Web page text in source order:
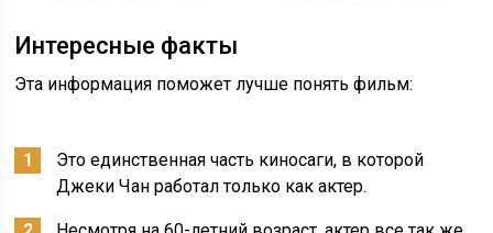
Интересные факты
Эта информация поможет лучше понять фильм:
Это единственная часть киносаги, в которой
Джеки Чан работал только как актер.